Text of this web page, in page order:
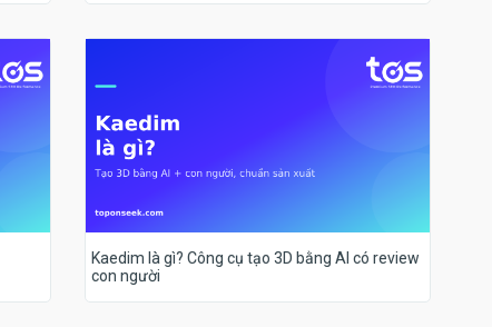
Kaedim là gì? Công cụ tạo 3D bằng AI có review
con người